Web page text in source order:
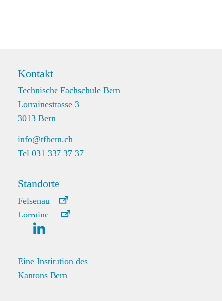
Kontakt
Technische Fachschule Bern
Lorrainestrasse 3
3013 Bern
info@tfbern.ch
Tel 031 337 37 37
Standorte
Felsenau
Lorraine
Eine Institution des
Kantons Bern